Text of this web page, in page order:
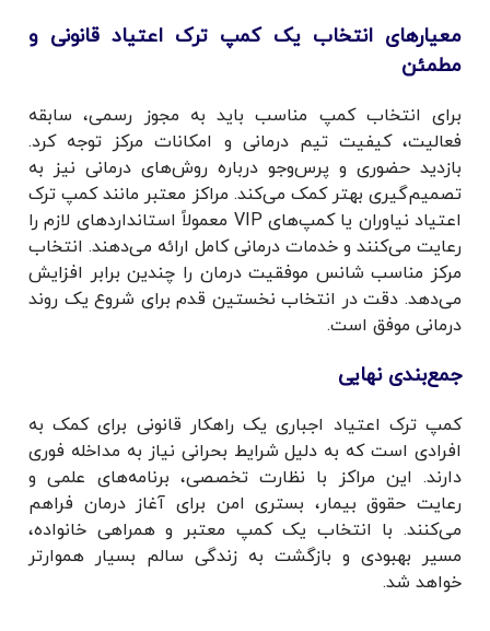
معیارهای انتخاب یک کمپ ترک اعتیاد قانونی و
مطمئن
برای انتخاب کمپ مناسب باید به مجوز رسمی، سابقه
فعالیت، کیفیت تیم درمانی و امکانات مرکز توجه کرد.
بازدید حضوری و پرس‌وجو درباره روش‌های درمانی نیز به
تصمیم‌گیری بهتر کمک می‌کند. مراکز معتبر مانند کمپ ترک
اعتیاد نیاوران یا کمپ‌های VIP معمولاً استانداردهای لازم را
رعایت می‌کنند و خدمات درمانی کامل ارائه می‌دهند. انتخاب
مرکز مناسب شانس موفقیت درمان را چندین برابر افزایش
می‌دهد. دقت در انتخاب نخستین قدم برای شروع یک روند
درمانی موفق است.
جمع‌بندی نهایی
کمپ ترک اعتیاد اجباری یک راهکار قانونی برای کمک به
افرادی است که به دلیل شرایط بحرانی نیاز به مداخله فوری
دارند. این مراکز با نظارت تخصصی، برنامه‌های علمی و
رعایت حقوق بیمار، بستری امن برای آغاز درمان فراهم
می‌کنند. با انتخاب یک کمپ معتبر و همراهی خانواده،
مسیر بهبودی و بازگشت به زندگی سالم بسیار هموارتر
خواهد شد.